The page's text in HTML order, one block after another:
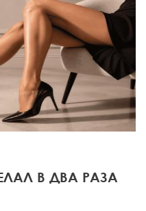
В ДВА РАЗА